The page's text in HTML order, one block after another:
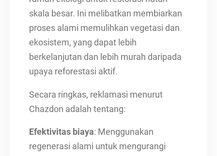
skala besar. Ini melibatkan membiarkan
proses alami memulihkan vegetasi dan
ekosistem, yang dapat lebih
berkelanjutan dan lebih murah daripada
upaya reforestasi aktif.
Secara ringkas, reklamasi menurut
Chazdon adalah tentang:
Efektivitas biaya: Menggunakan
regenerasi alami untuk mengurangi